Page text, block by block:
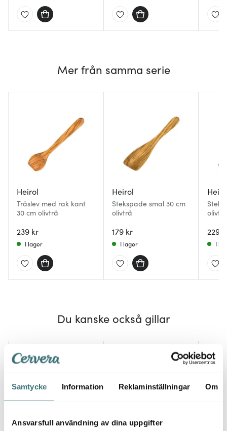
Samtycke Information Reklaminställningar Om
Ansvarsfull användning av dina uppgifter
Mer från samma serie
Heirol
Träslev med rak kant
30 cm olivträ
239 kr
I lager
Heirol
Stekspade smal 30 cm
olivträ
179 kr
I lager
olivträ
229
I
Du kanske också gillar